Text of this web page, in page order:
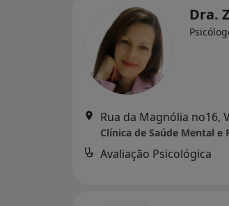
Dra.
Rua da Magnólia no16,
Avaliação Psicológica